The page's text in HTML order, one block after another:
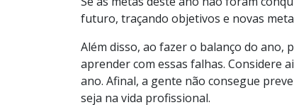
futuro, traçando objetivos e novas
Além disso, ao fazer o balanço do
aprender com essas falhas. Considere
ano. Afinal, a gente não consegue
seja na vida profissional.